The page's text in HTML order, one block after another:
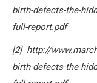
birth-defects-the-
full-report.pdf
[2] http://
birth-defects-the-